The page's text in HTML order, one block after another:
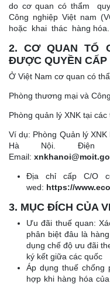
do cơ quan có thẩm
Công nghiệp Việt nam
hoặc khai thác hàng hóa.
2. CƠ QUAN TỔ
ĐƯỢC QUYỀN CẤP
Ở Việt Nam cơ quan có
Phòng thương mại và
Phòng quản lý XNK tại các
Ví dụ: Phòng Quản lý
Hà Nội. Điện
Email:
Địa chỉ cấp C/O
wed: https://
3. MỤC ĐÍCH CỦA
Ưu đãi thuế quan:
phân biệt đâu là
dụng chế độ ưu đãi
ký kết giữa các quốc
Áp dụng thuế chống
hợp khi hàng hóa